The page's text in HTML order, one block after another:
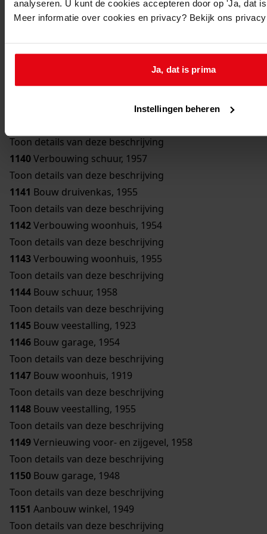
analyseren. U kunt de cookies accepteren door op 'Ja, dat
Meer informatie over cookies en privacy? Bekijk ons
Ja, dat is prima
Instellingen beheren
Toon details van deze beschrijving
1136Bouw bergplaats, 1950
Toon details van deze beschrijving
1137Bouw schuur, 1951
Toon details van deze beschrijving
Toon details van deze beschrijving
Toon details van deze beschrijving
1140Verbouwing schuur, 1957
Toon details van deze beschrijving
1141 Bouw druivenkas, 1955
Toon details van deze beschrijving
1142Verbouwing woonhuis, 1954
Toon details van deze beschrijving
1143Verbouwing woonhuis, 1955
Toon details van deze beschrijving
1144 Bouw schuur, 1958
Toon details van deze beschrijving
1145 Bouw veestalling, 1923
1146 Bouw garage, 1954
Toon details van deze beschrijving
1147 Bouw woonhuis, 1919
Toon details van deze beschrijving
1148 Bouw veestalling, 1955
Toon details van deze beschrijving
1149Vernieuwing voor- en zijgevel, 1958
Toon details van deze beschrijving
1150 Bouw garage, 1948
Toon details van deze beschrijving
1151 Aanbouw winkel, 1949
Toon details van deze beschrijving